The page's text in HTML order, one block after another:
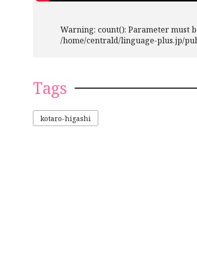
Warning: count(): Parameter must
/home/centrald/linguage-plus.jp/
Tags
kotaro-higashi